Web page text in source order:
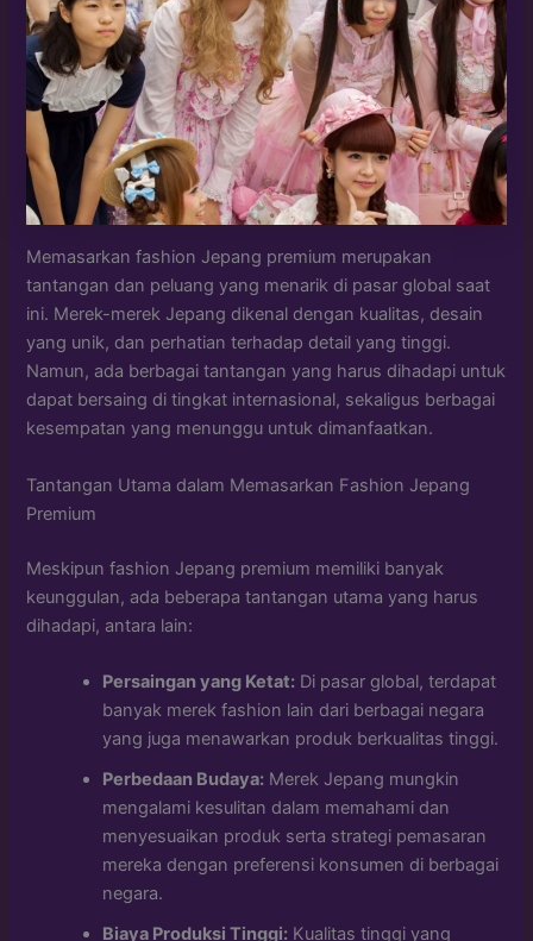
Memasarkan fashion Jepang premium merupakan
tantangan dan peluang yang menarik di pasar global saat
ini. Merek-merek Jepang dikenal dengan kualitas, desain
yang unik, dan perhatian terhadap detail yang tinggi.
Namun, ada berbagai tantangan yang harus dihadapi untuk
dapat bersaing di tingkat internasional, sekaligus berbagai
kesempatan yang menunggu untuk dimanfaatkan.
Tantangan Utama dalam Memasarkan Fashion Jepang
Premium
Meskipun fashion Jepang premium memiliki banyak
keunggulan, ada beberapa tantangan utama yang harus
dihadapi, antara lain:
Persaingan yang Ketat: Di pasar global, terdapat
banyak merek fashion lain dari berbagai negara
yang juga menawarkan produk berkualitas tinggi.
Perbedaan Budaya: Merek Jepang mungkin
mengalami kesulitan dalam memahami dan
menyesuaikan produk serta strategi pemasaran
mereka dengan preferensi konsumen di berbagai
negara.
Biaya Produksi Tinggi: Kualitas tinggi yang